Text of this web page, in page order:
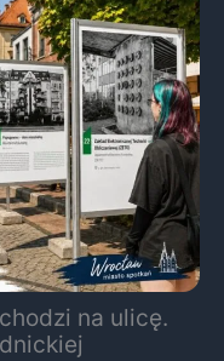
na ulicę.